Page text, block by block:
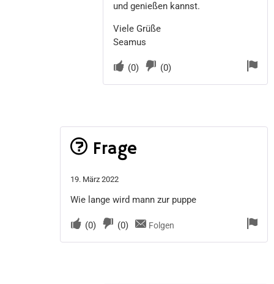
und genießen kannst.
Viele Grüße
Seamus
(0) (0)
Frage
19. März 2022
Wie lange wird mann zur puppe
(0) (0) Folgen